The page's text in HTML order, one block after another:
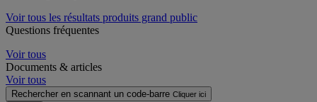
Voir tous les résultats produits grand public
Questions fréquentes
Voir tous
Documents & articles
Voir tous
Rechercher en scannant un code-barre Cliquer ici